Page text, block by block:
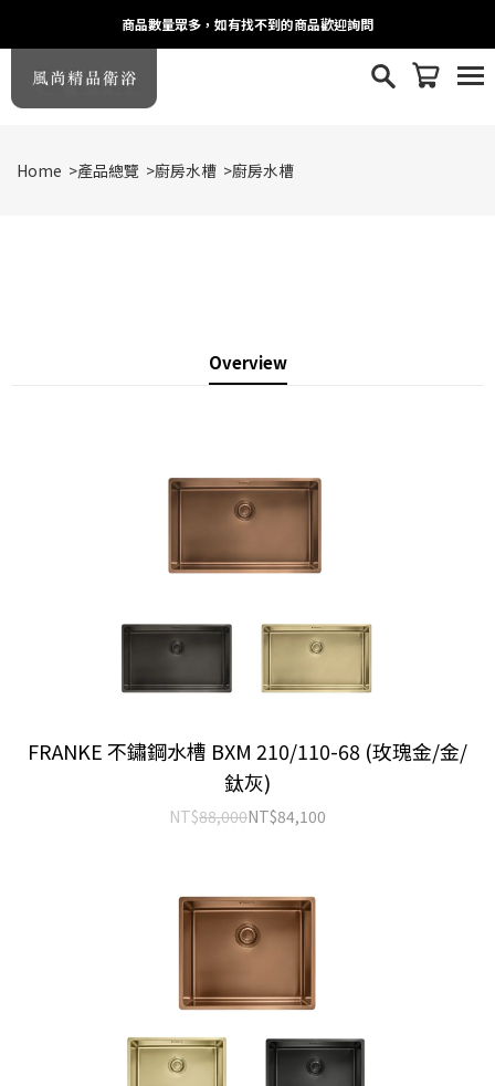
商品數量眾多，如有找不到的商品歡迎詢問
Home >產品總覽 >廚房水槽 >廚房水槽
Overview
FRANKE 不鏽鋼水槽 BXM 210/110-68 (玫瑰金/金/
鈦灰)
NT$88,000NT$84,100